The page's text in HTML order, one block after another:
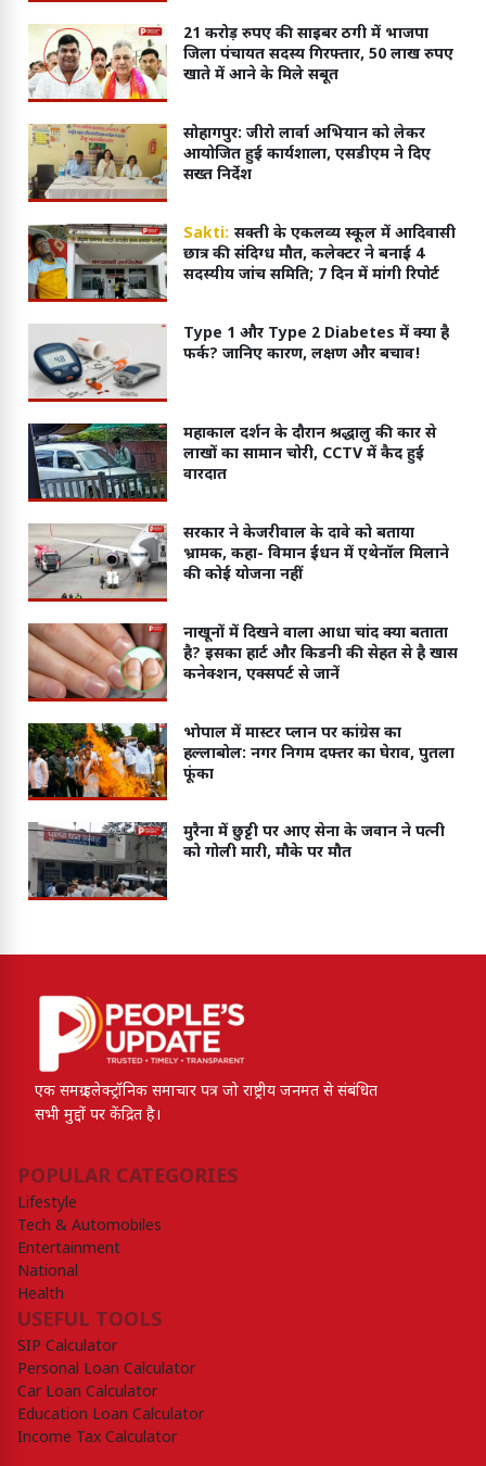
21 करोड़ रुपए की साइबर ठगी में भाजपा
जिला पंचायत सदस्य गिरफ्तार, 50 लाख रुपए
खाते में आने के मिले सबूत
सोहागपुर: जीरो लार्वा अभियान को लेकर
आयोजित हुई कार्यशाला, एसडीएम ने दिए
सख्त निर्देश
Sakti: सक्ती के एकलव्य स्कूल में आदिवासी
छात्र की संदिग्ध मौत, कलेक्टर ने बनाई 4
सदस्यीय जांच समिति; 7 दिन में मांगी रिपोर्ट
Type 1 और Type 2 Diabetes में क्या है
फर्क? जानिए कारण, लक्षण और बचाव!
महाकाल दर्शन के दौरान श्रद्धालु की कार से
लाखों का सामान चोरी, CCTV में कैद हुई
वारदात
सरकार ने केजरीवाल के दावे को बताया
भ्रामक, कहा- विमान ईंधन में एथेनॉल मिलाने
की कोई योजना नहीं
नाखूनों में दिखने वाला आधा चांद क्या बताता
है? इसका हार्ट और किडनी की सेहत से है खास
कनेक्शन, एक्सपर्ट से जानें
भोपाल में मास्टर प्लान पर कांग्रेस का
हल्लाबोल: नगर निगम दफ्तर का घेराव, पुतला
फूंका
मुरैना में छुट्टी पर आए सेना के जवान ने पत्नी
को गोली मारी, मौके पर मौत
एक समग्र इलेक्ट्रॉनिक समाचार पत्र जो राष्ट्रीय जनमत से संबंधित
सभी मुद्दों पर केंद्रित है।
POPULAR CATEGORIES
Lifestyle
Tech & Automobiles
Entertainment
National
Health
USEFUL TOOLS
SIP Calculator
Personal Loan Calculator
Car Loan Calculator
Education Loan Calculator
Income Tax Calculator